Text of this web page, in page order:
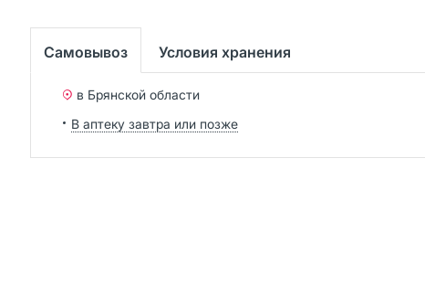
Самовывоз Условия хранения
в Брянской области
В аптеку завтра или позже